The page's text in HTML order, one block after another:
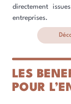
directement
entreprises.
LES
POUR